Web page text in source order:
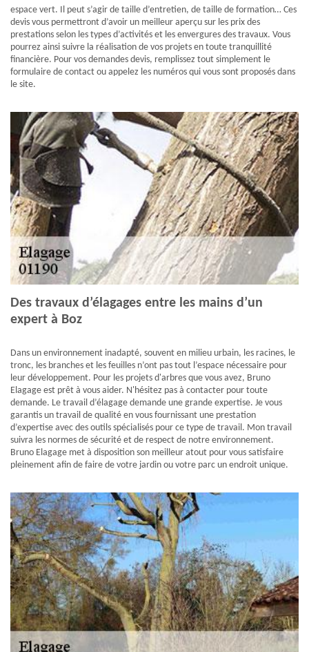
espace vert. Il peut s’agir de taille d’entretien, de taille de formation… Ces
devis vous permettront d’avoir un meilleur aperçu sur les prix des
prestations selon les types d’activités et les envergures des travaux. Vous
pourrez ainsi suivre la réalisation de vos projets en toute tranquillité
financière. Pour vos demandes devis, remplissez tout simplement le
formulaire de contact ou appelez les numéros qui vous sont proposés dans
le site.
Des travaux d’élagages entre les mains d’un
expert à Boz
Dans un environnement inadapté, souvent en milieu urbain, les racines, le
tronc, les branches et les feuilles n’ont pas tout l’espace nécessaire pour
leur développement. Pour les projets d'arbres que vous avez, Bruno
Elagage est prêt à vous aider. N'hésitez pas à contacter pour toute
demande. Le travail d’élagage demande une grande expertise. Je vous
garantis un travail de qualité en vous fournissant une prestation
d’expertise avec des outils spécialisés pour ce type de travail. Mon travail
suivra les normes de sécurité et de respect de notre environnement.
Bruno Elagage met à disposition son meilleur atout pour vous satisfaire
pleinement afin de faire de votre jardin ou votre parc un endroit unique.